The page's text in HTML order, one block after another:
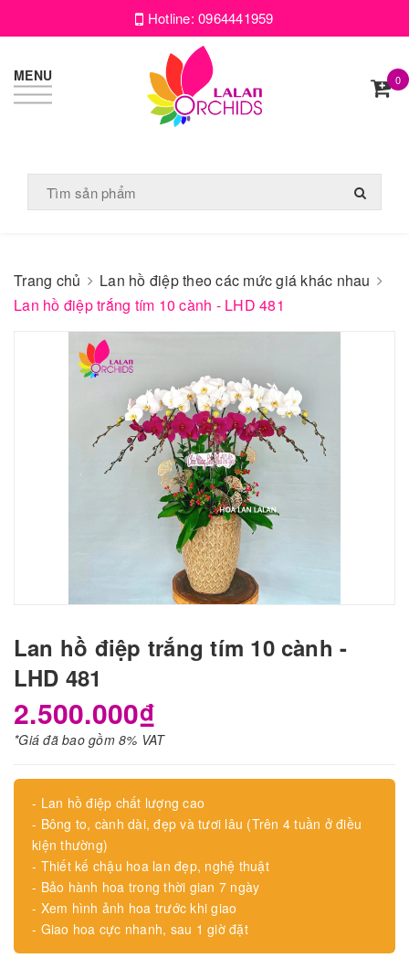
Hotline:0964441959
MENU 0
Trang chủ
Lan hồ điệp theo các mức giá khác nhau
Lan hồ điệp trắng tím 10 cành - LHD 481
Lan hồ điệp trắng tím 10 cành -
LHD 481
2.500.000₫
*Giá đã bao gồm 8% VAT
- Lan hồ điệp chất lượng cao
- Bông to, cành dài, đẹp và tươi lâu (Trên 4 tuần ở điều
kiện thường)
- Thiết kế chậu hoa lan đẹp, nghệ thuật
- Bảo hành hoa trong thời gian 7 ngày
- Xem hình ảnh hoa trước khi giao
- Giao hoa cực nhanh, sau 1 giờ đặt